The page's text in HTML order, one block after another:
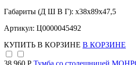
Габариты (Д Ш В Г): x38x89x47,5
Артикул: Ц0000045492
КУПИТЬ В КОРЗИНЕ В КОРЗИНЕ